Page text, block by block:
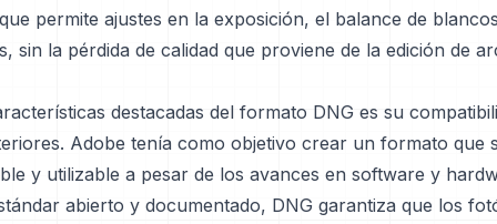
permite ajustes en la exposición, el balance de
sin la pérdida de calidad que proviene de la edición de
destacadas del formato DNG es su
Adobe tenía como objetivo crear un formato que
y utilizable a pesar de los avances en software y
abierto y documentado, DNG garantiza que los